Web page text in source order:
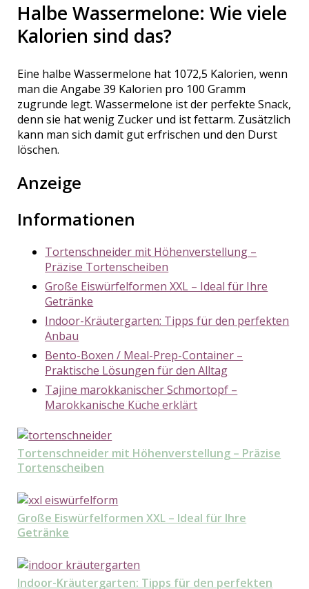
Halbe Wassermelone: Wie viele
Kalorien sind das?
Eine halbe Wassermelone hat 1072,5 Kalorien, wenn
man die Angabe 39 Kalorien pro 100 Gramm
zugrunde legt. Wassermelone ist der perfekte Snack,
denn sie hat wenig Zucker und ist fettarm. Zusätzlich
kann man sich damit gut erfrischen und den Durst
löschen.
Anzeige
Informationen
Tortenschneider mit Höhenverstellung –
Präzise Tortenscheiben
Große Eiswürfelformen XXL – Ideal für Ihre
Getränke
Indoor-Kräutergarten: Tipps für den perfekten
Anbau
Bento-Boxen / Meal-Prep-Container –
Praktische Lösungen für den Alltag
Tajine marokkanischer Schmortopf –
Marokkanische Küche erklärt
Tortenschneider mit Höhenverstellung – Präzise
Tortenscheiben
Große Eiswürfelformen XXL – Ideal für Ihre
Getränke
Indoor-Kräutergarten: Tipps für den perfekten